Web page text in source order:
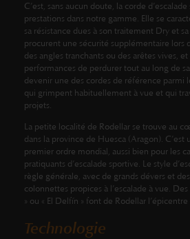
C’est, sans aucun doute, la corde
prestations dans notre gamme. Elle se
sa résistance dues à son traitement Dry et
procurent une sécurité supplémentaire lors
des angles tranchants ou des arêtes vives,
performances de perdurer tout au long de
devenir une des cordes de référence parmi
qui grimpent habituellement à vue et qui
projets.
La petite localité de Rodellar se trouve au
dans la province de Huesca (Aragon). C’est
premier ordre mondial, aussi bien pour les
pratiquants d’escalade sportive. Le style
règle générale, avec de grands dévers et
colonnettes propices à l’escalade à vue.
» ou « El Delfín » font de Rodellar
Technologie